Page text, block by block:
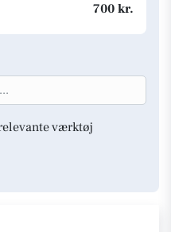
700 kr.
værktøj